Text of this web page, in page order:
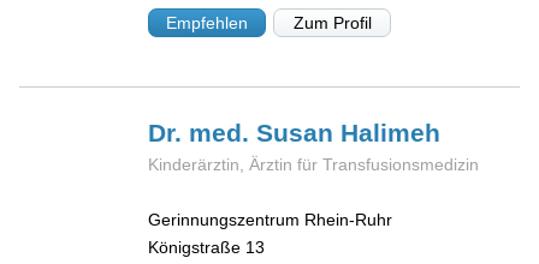
Empfehlen Zum Profil
Dr. med. Susan Halimeh
Kinderärztin, Ärztin für Transfusionsmedizin
Gerinnungszentrum Rhein-Ruhr
Königstraße 13